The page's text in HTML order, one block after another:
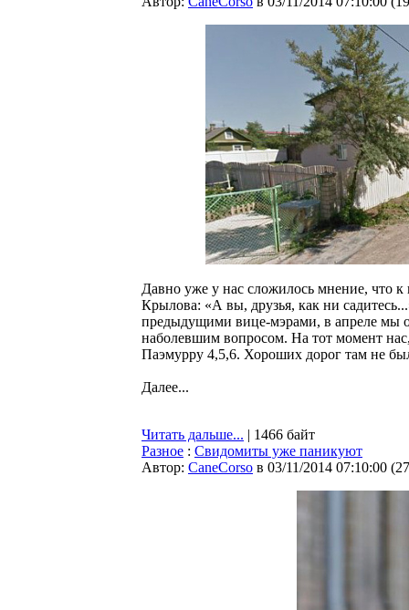
Давно уже у нас сложилось мнение, что к
Крылова: «А вы, друзья, как ни
предыдущими вице-мэрами, в апреле мы
наболевшим вопросом. На тот момент
Паэмурру 4,5,6. Хороших дорог там не
Далее...
Читать дальше... | 1466 байт
Разное : Свидомиты уже паникуют
Автор: CaneCorso в 03/11/2014 07:10:00 (